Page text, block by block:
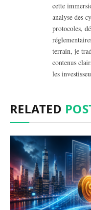
cette
analyse des
protocoles,
terrain, je
contenus
les
RELATED